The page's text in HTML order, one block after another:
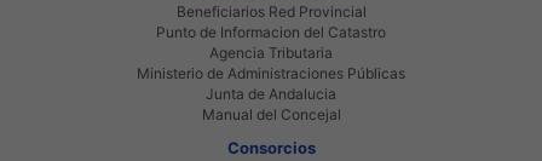
Beneficiarios Red Provincial
Punto de Informacion del Catastro
Agencia Tributaria
Ministerio de Administraciones Públicas
Junta de Andalucia
Manual del Concejal
Consorcios